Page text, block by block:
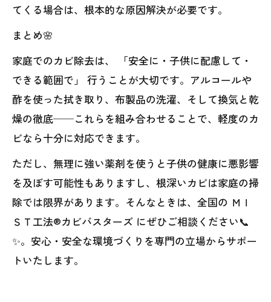
てくる場合は、根本的な原因解決が必要です。
まとめ🌸
家庭でのカビ除去は、 「安全に・子供に配慮して・
できる範囲で」 行うことが大切です。アルコールや
酢を使った拭き取り、布製品の洗濯、そして換気と乾
燥の徹底──これらを組み合わせることで、軽度のカ
ビなら十分に対応できます。
ただし、無理に強い薬剤を使うと子供の健康に悪影響
を及ぼす可能性もありますし、根深いカビは家庭の掃
除では限界があります。そんなときは、全国の ＭＩ
ＳＴ工法®カビバスターズ にぜひご相談ください📞
✨。安心・安全な環境づくりを専門の立場からサポー
トいたします。